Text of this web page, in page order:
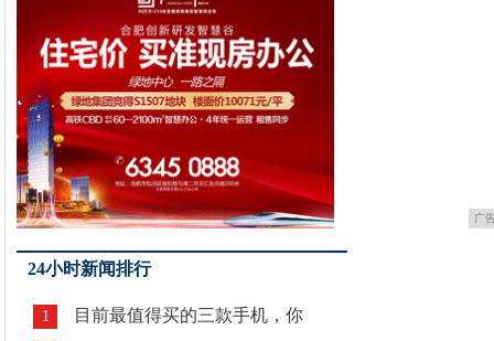
广
24小时新闻排行
1 目前最值得买的三款手机，你